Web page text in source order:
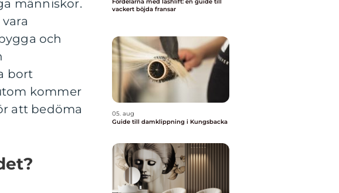
människor.
och
bort
kommer
att bedöma
vackert böjda fransar
05. aug
Guide till damklippning i Kungsbacka